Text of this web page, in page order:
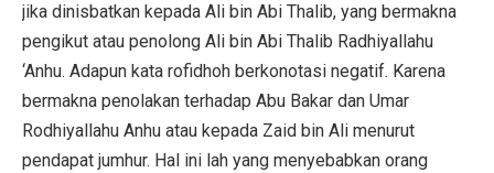
jika dinisbatkan kepada Ali bin Abi Thalib, yang bermakna
pengikut atau penolong Ali bin Abi Thalib Radhiyallahu
‘Anhu. Adapun kata rofidhoh berkonotasi negatif. Karena
bermakna penolakan terhadap Abu Bakar dan Umar
Rodhiyallahu Anhu atau kepada Zaid bin Ali menurut
pendapat jumhur. Hal ini lah yang menyebabkan orang